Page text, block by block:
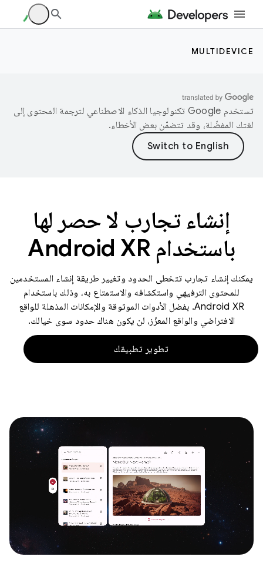
MULTIDEVICE
تستخدم Google تكنولوجيا الذكاء الاصطناعي لترجمة المحتوى إلى
لغتك المفضّلة، وقد تتضمّن بعض الأخطاء.
إنشاء تجارب لا حصر لها
باستخدام Android XR
يمكنك إنشاء تجارب تتخطى الحدود وتغيير طريقة إنشاء المستخدمين
للمحتوى الترفيهي واستكشافه والاستمتاع به، وذلك باستخدام
Android XR. بفضل الأدوات الموثوقة والإمكانات المذهلة للواقع
الافتراضي والواقع المعزّز، لن يكون هناك حدود سوى خيالك.
تطوير تطبيقك